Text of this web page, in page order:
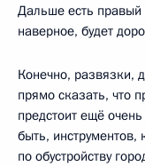
Дальше есть правый
наверное, будет
Конечно, развязки,
прямо сказать, что
предстоит ещё
быть, инструментов,
по обустройству